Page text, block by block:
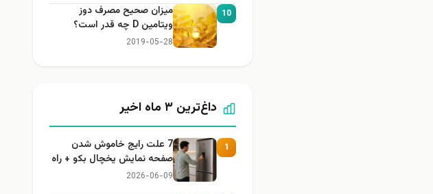
10
میزان صحیح مصرف دوز
ویتامین D چه قدر است؟
2019-05-28
داغ‌ترین ۳ ماه اخیر
1
7 علت رایج خاموش شدن
صفحه نمایش یخچال بکو + راه
حل
2026-06-09